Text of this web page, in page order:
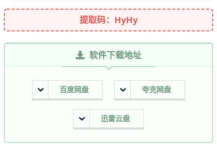
提取码：HyHy
软件下载地址
百度网盘 夸克网盘
迅雷云盘